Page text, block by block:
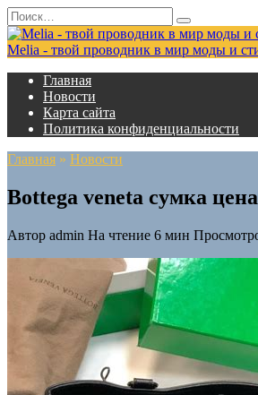
Перейти
к
содержанию
Search
for:
Melia - твой проводник в мир моды и
Главная
Новости
Карта сайта
Политика конфиденциальности
Главная » Новости
Bottega veneta сумка цена
Автор admin На чтение 6 мин